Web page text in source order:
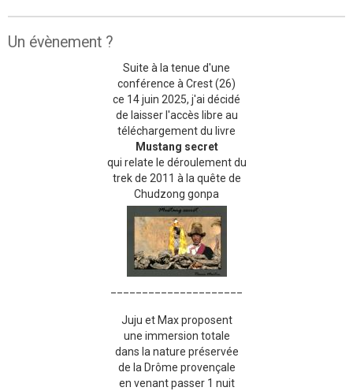
Un évènement ?
Suite à la tenue d'une
conférence à Crest (26)
ce 14 juin 2025, j'ai décidé
de laisser l'accès libre au
téléchargement du livre
Mustang secret
qui relate le déroulement du
trek de 2011 à la quête de
Chudzong gonpa
Juju et Max proposent
une immersion totale
dans la nature préservée
de la Drôme provençale
en venant passer 1 nuit